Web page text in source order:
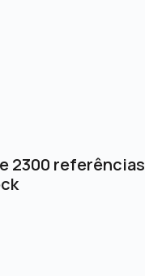
2300 referências